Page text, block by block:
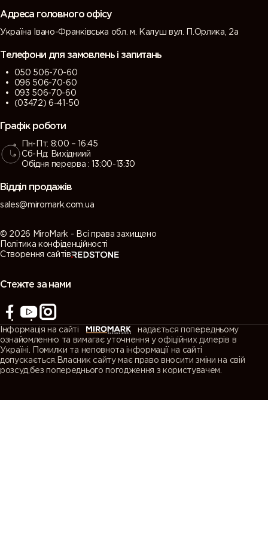
Адреса головного офісу
Україна Івано-Франківська обл. м. Калуш вул. П.Орлика, 2а
Телефони для замовлень і запитань
050 506-70-60
096 506-70-60
093 506-70-60
(03472) 6-41-50
Графік роботи
Пн-Пт: 8:00 – 16:45
Сб-Нд: Вихідниий
Обідня перерва : 13:00-13:30
Відділ продажів
sales@miromark.com.ua
© 2026 MiroMark - Всі права захищено
Політика конфіденційності
Створення сайтів
Стежте за нами
Інформація на сайті
надається попередньому
ознайомленню та вимагає уточнення у офіційних дилерів в
Україні. Помилки та неповнота інформації на сайті
допускається.Власник сайту має право вносити зміни на свій
розсуд,без попереднього погодження з користувачем.